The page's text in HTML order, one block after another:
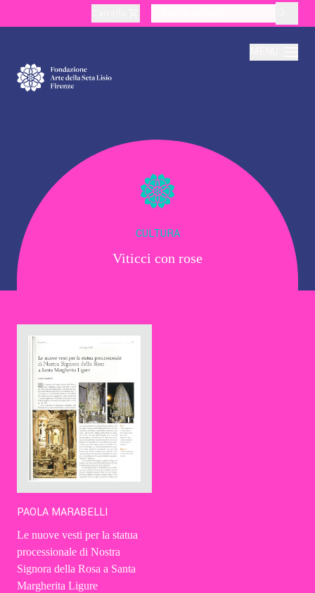
Produzione
Didattica
Cultura
Contatti
Eng
CULTURA
Viticci con rose
PAOLA MARABELLI
Le nuove vesti per la statua
processionale di Nostra
Signora della Rosa a Santa
Margherita Ligure